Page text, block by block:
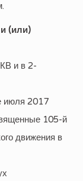
(или)
и в 2-
июля 2017
105-й
движения в